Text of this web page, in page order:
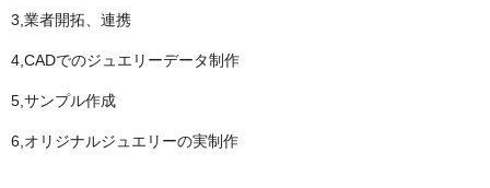
3,業者開拓、連携
4,CADでのジュエリーデータ制作
5,サンプル作成
6,オリジナルジュエリーの実制作